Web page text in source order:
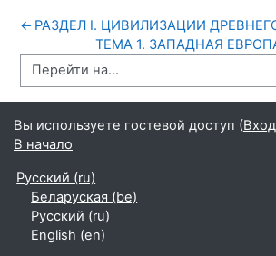
← РАЗДЕЛ I. ЦИВИЛИЗАЦИИ
ТЕМА 1. ЗАПАДНАЯ
Вы используете гостевой доступ (Вход
В начало
Русский ‎(ru)‎
Беларуская ‎(be)‎
Русский ‎(ru)‎
English ‎(en)‎